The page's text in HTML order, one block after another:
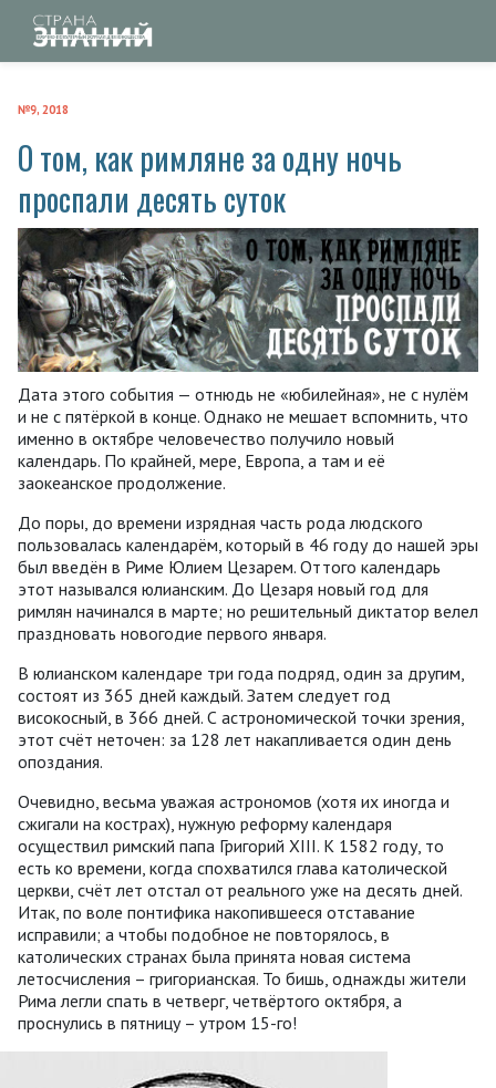
№9, 2018
О том, как римляне за одну ночь
проспали десять суток
Дата этого события — отнюдь не «юбилейная», не с нулём
и не с пятёркой в конце. Однако не мешает вспомнить, что
именно в октябре человечество получило новый
календарь. По крайней, мере, Европа, а там и её
заокеанское продолжение.
До поры, до времени изрядная часть рода людского
пользовалась календарём, который в 46 году до нашей эры
был введён в Риме Юлием Цезарем. Оттого календарь
этот назывался юлианским. До Цезаря новый год для
римлян начинался в марте; но решительный диктатор велел
праздновать новогодие первого января.
В юлианском календаре три года подряд, один за другим,
состоят из 365 дней каждый. Затем следует год
високосный, в 366 дней. С астрономической точки зрения,
этот счёт неточен: за 128 лет накапливается один день
опоздания.
Очевидно, весьма уважая астрономов (хотя их иногда и
сжигали на кострах), нужную реформу календаря
осуществил римский папа Григорий XIII. К 1582 году, то
есть ко времени, когда спохватился глава католической
церкви, счёт лет отстал от реального уже на десять дней.
Итак, по воле понтифика накопившееся отставание
исправили; а чтобы подобное не повторялось, в
католических странах была принята новая система
летосчисления – григорианская. То бишь, однажды жители
Рима легли спать в четверг, четвёртого октября, а
проснулись в пятницу – утром 15-го!